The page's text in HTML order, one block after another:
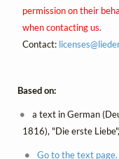
permission on their
when contacting us.
Contact: licenses@
Based on:
a text in German
1816), "Die erste
Go to the text page.